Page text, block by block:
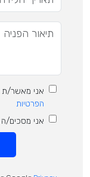
אני מאשר/ת
הפרטיות
אני מסכים/ה